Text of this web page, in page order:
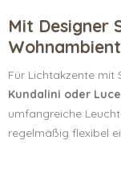
Mit Designer
Für Lichtakzente mit
Kundalini oder
umfangreiche
regelmäßig flexibel